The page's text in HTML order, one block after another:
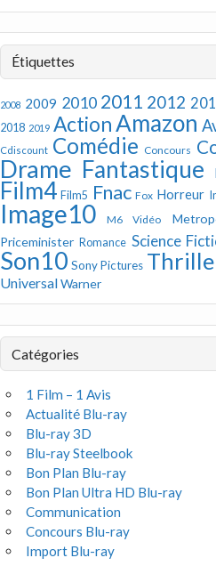
Étiquettes
2008 2009 2010 2011 2012
2018 2019 ActionAmazon
Cdiscount Comédie Concours
Drame Fantastique
Film4 Film5 Fnac Fox Horreur
Image10 M6 Vidéo
Priceminister Romance Science
Son10 Sony Pictures
UniversalWarner
Catégories
1 Film – 1 Avis
Actualité Blu-ray
Blu-ray 3D
Blu-ray Steelbook
Bon Plan Blu-ray
Bon Plan Ultra HD Blu-ray
Communication
Concours Blu-ray
Import Blu-ray